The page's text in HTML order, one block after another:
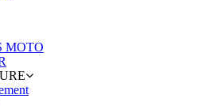
MOTO